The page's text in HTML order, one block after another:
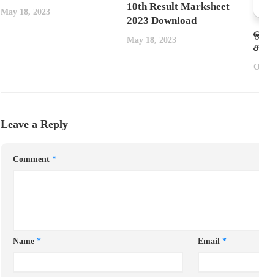
May 18, 2023
10th Result Marksheet
2023 Download
May 18, 2023
Leave a Reply
Comment *
Name * Email *